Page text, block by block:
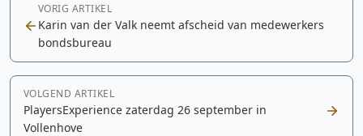
VORIG ARTIKEL
Karin van der Valk neemt afscheid van medewerkers
bondsbureau
VOLGEND ARTIKEL
PlayersExperience zaterdag 26 september in
Vollenhove